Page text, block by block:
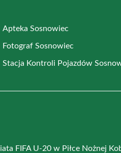
Apteka Sosnowiec
Fotograf Sosnowiec
Stacja Kontroli Pojazdów
FIFA U-20 w Piłce Nożnej